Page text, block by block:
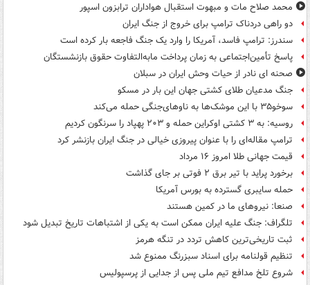
محمد صلاح مات و مبهوت استقبال هواداران ترابزون اسپور
دو راهی دردناک ترامپ برای خروج از جنگ ایران
سندرز: ترامپ فاسد، آمریکا را وارد یک جنگ فاجعه بار کرده است
پاسخ تأمین‌اجتماعی به زمان پرداخت مابه‌التفاوت حقوق بازنشستگان
صحنه ای نادر از حیات وحش ایران در سبلان
جنگ مدعیان طلای کشتی جهان این بار در مسکو
سوخو۳۵ با این موشک‌ها به ناوهای‌جنگی حمله می‌کند
روسیه: به ۳ کشتی اوکراین حمله و ۲۰۳ پهپاد را سرنگون کردیم
ترامپ مقاله‌ای را با عنوان پیروزی خیالی در جنگ ایران بازنشر کرد
قیمت جهانی طلا امروز ۱۶ مرداد
برخورد پراید با تیر برق ۲ فوتی بر جای گذاشت
حمله سایبری گسترده به بورس آمریکا
صنعا: نیروهای ما در کمین‌ هستند
تلگراف: جنگ علیه ایران ممکن است به یکی از اشتباهات تاریخ تبدیل شود
ثبت تاریخی‌ترین کاهش تردد در تنگه هرمز
تنظیم قولنامه برای اسناد سبزرنگ ممنوع شد
شروع تلخ مدافع تیم ملی پس از جدایی از پرسپولیس